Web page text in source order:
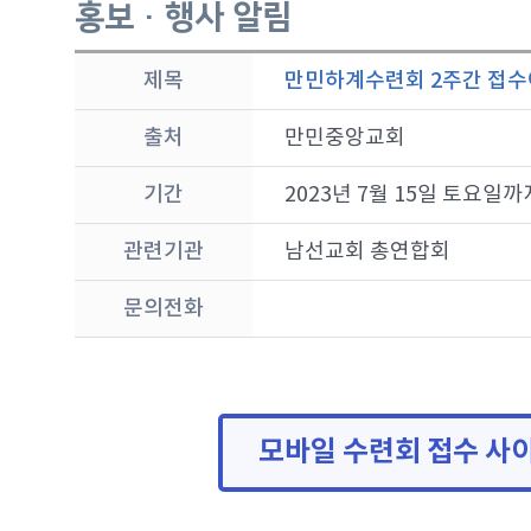
홍보 · 행사 알림
제목 만민하계수련회 2주간 접
출처 만민중앙교회
기간 2023년 7월 15일 토요일까
관련기관 남선교회 총연합회
문의전화
모바일 수련회 접수 사